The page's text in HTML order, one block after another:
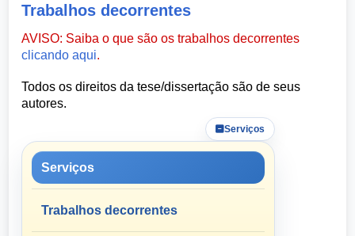
Trabalhos decorrentes
AVISO: Saiba o que são os trabalhos decorrentes
clicando aqui.
Todos os direitos da tese/dissertação são de seus
autores.
Serviços
Serviços
Trabalhos decorrentes